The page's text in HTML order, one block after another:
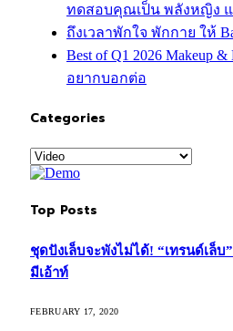
ทดสอบคุณเป็น พลังหญิง แ
ถึงเวลาพักใจ พักกาย ให้
Best of Q1 2026 Makeup
อยากบอกต่อ
Categories
Categories
Top Posts
ชุดปังเล็บจะพังไม่ได้! “เทรนด์เล็
มีเอ้าท์
FEBRUARY 17, 2020